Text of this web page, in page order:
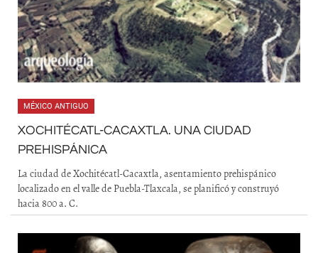
MÉXICO ANTIGUO
XOCHITÉCATL-CACAXTLA. UNA CIUDAD
PREHISPÁNICA
La ciudad de Xochitécatl-Cacaxtla, asentamiento prehispánico
localizado en el valle de Puebla-Tlaxcala, se planificó y construyó
hacia 800 a. C.